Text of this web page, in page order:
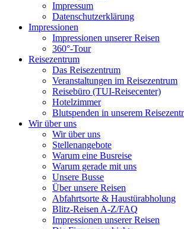
Impressum
Datenschutzerklärung
Impressionen
Impressionen unserer Reisen
360°-Tour
Reisezentrum
Das Reisezentrum
Veranstaltungen im Reisezentrum
Reisebüro (TUI-Reisecenter)
Hotelzimmer
Blutspenden in unserem
Wir über uns
Wir über uns
Stellenangebote
Warum eine Busreise
Warum gerade mit uns
Unsere Busse
Über unsere Reisen
Abfahrtsorte & Haustürabholung
Blitz-Reisen A-Z/FAQ
Impressionen unserer Reisen